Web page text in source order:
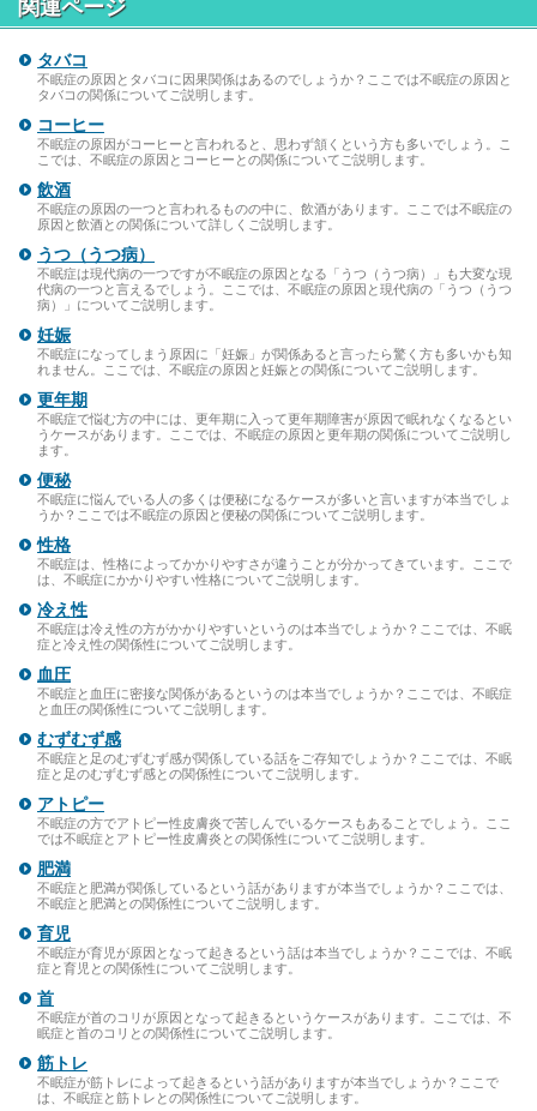
関連ページ
タバコ
不眠症の原因とタバコに因果関係はあるのでしょうか？ここでは不眠症の原因と
タバコの関係についてご説明します。
コーヒー
不眠症の原因がコーヒーと言われると、思わず頷くという方も多いでしょう。こ
こでは、不眠症の原因とコーヒーとの関係についてご説明します。
飲酒
不眠症の原因の一つと言われるものの中に、飲酒があります。ここでは不眠症の
原因と飲酒との関係について詳しくご説明します。
うつ（うつ病）
不眠症は現代病の一つですが不眠症の原因となる「うつ（うつ病）」も大変な現
代病の一つと言えるでしょう。ここでは、不眠症の原因と現代病の「うつ（うつ
病）」についてご説明します。
妊娠
不眠症になってしまう原因に「妊娠」が関係あると言ったら驚く方も多いかも知
れません。ここでは、不眠症の原因と妊娠との関係についてご説明します。
更年期
不眠症で悩む方の中には、更年期に入って更年期障害が原因で眠れなくなるとい
うケースがあります。ここでは、不眠症の原因と更年期の関係についてご説明し
ます。
便秘
不眠症に悩んでいる人の多くは便秘になるケースが多いと言いますが本当でしょ
うか？ここでは不眠症の原因と便秘の関係についてご説明します。
性格
不眠症は、性格によってかかりやすさが違うことが分かってきています。ここで
は、不眠症にかかりやすい性格についてご説明します。
冷え性
不眠症は冷え性の方がかかりやすいというのは本当でしょうか？ここでは、不眠
症と冷え性の関係性についてご説明します。
血圧
不眠症と血圧に密接な関係があるというのは本当でしょうか？ここでは、不眠症
と血圧の関係性についてご説明します。
むずむず感
不眠症と足のむずむず感が関係している話をご存知でしょうか？ここでは、不眠
症と足のむずむず感との関係性についてご説明します。
アトピー
不眠症の方でアトピー性皮膚炎で苦しんでいるケースもあることでしょう。ここ
では不眠症とアトピー性皮膚炎との関係性についてご説明します。
肥満
不眠症と肥満が関係しているという話がありますが本当でしょうか？ここでは、
不眠症と肥満との関係性についてご説明します。
育児
不眠症が育児が原因となって起きるという話は本当でしょうか？ここでは、不眠
症と育児との関係性についてご説明します。
首
不眠症が首のコリが原因となって起きるというケースがあります。ここでは、不
眠症と首のコリとの関係性についてご説明します。
筋トレ
不眠症が筋トレによって起きるという話がありますが本当でしょうか？ここで
は、不眠症と筋トレとの関係性についてご説明します。